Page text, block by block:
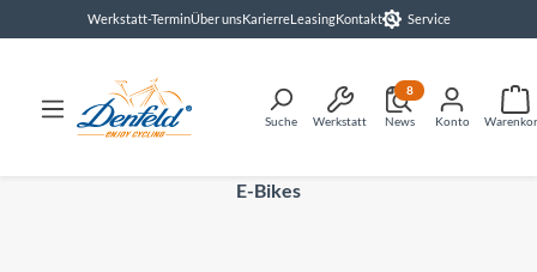
springenWerkstatt-TerminÜber unsKarierreLeasingKontakt Service
Suche Werkstatt News
8
Konto
E-Bikes